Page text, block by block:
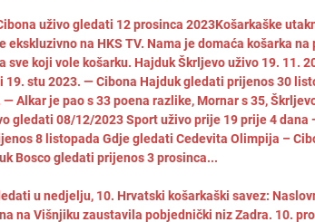
uživo gledati 12 prosinca 2023Košarkaške
ekskluzivno na HKS TV. Nama je domaća košarka na
sve koji vole košarku. Hajduk Škrljevo uživo 19. 11.
19. stu 2023. — Cibona Hajduk gledati prijenos 30
Alkar je pao s 33 poena razlike, Mornar s 35,
gledati 08/12/2023 Sport uživo prije 19 prije 4 dana
8 listopada Gdje gledati Cedevita Olimpija –
Bosco gledati prijenos 3 prosinca...
u nedjelju, 10. Hrvatski košarkaški savez:
na Višnjiku zaustavila pobjednički niz Zadra. 10.